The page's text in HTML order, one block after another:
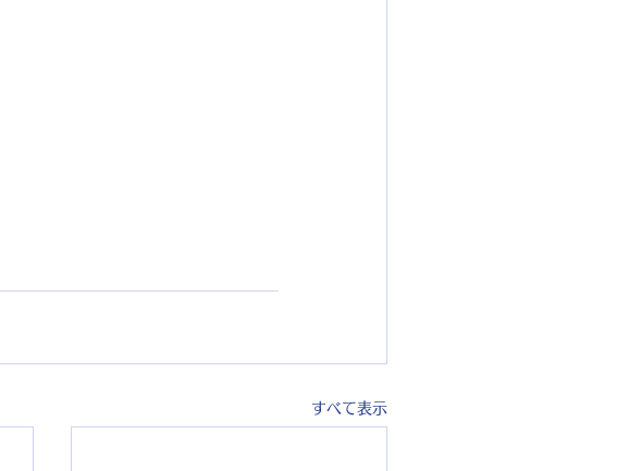
すべて表示